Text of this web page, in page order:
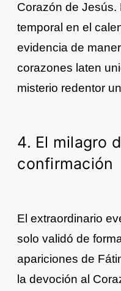
Corazón de Jesús.
temporal en el
evidencia de
corazones laten
misterio redentor
4. El milagro
confirmación
El extraordinario
solo validó de
apariciones de
la devoción al